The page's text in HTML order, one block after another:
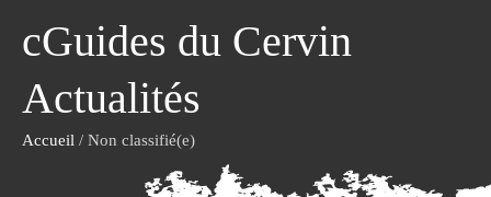
cGuides du Cervin
Actualités
Accueil / Non classifié(e)